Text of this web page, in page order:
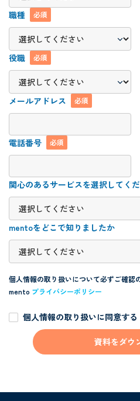
職種 必須
役職 必須
メールアドレス 必須
電話番号 必須
関心のあるサービスを選択してく
mentoをどこで知りましたか
個人情報の取り扱いについて必ずご確認
mento プライバシーポリシー
個人情報の取り扱いに同意する